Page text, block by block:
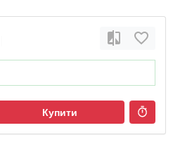
Купити